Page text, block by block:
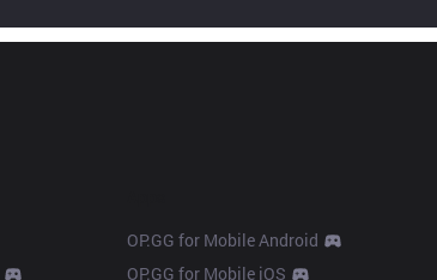
OP.GG for Mobile Android
OP.GG for Mobile iOS